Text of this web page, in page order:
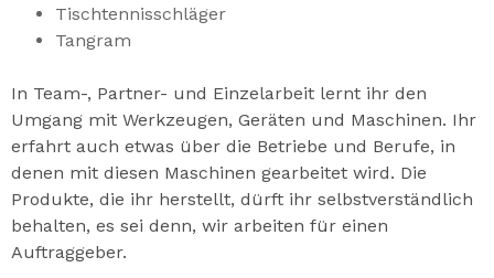
Tischtennisschläger
Tangram
In Team-, Partner- und Einzelarbeit lernt ihr den
Umgang mit Werkzeugen, Geräten und Maschinen. Ihr
erfahrt auch etwas über die Betriebe und Berufe, in
denen mit diesen Maschinen gearbeitet wird. Die
Produkte, die ihr herstellt, dürft ihr selbstverständlich
behalten, es sei denn, wir arbeiten für einen
Auftraggeber.